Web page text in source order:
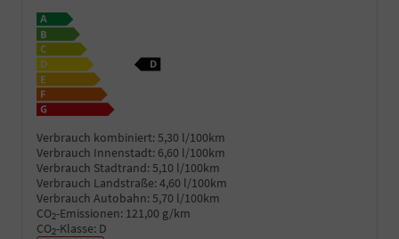
Verbrauch kombiniert: 5,30 l/100km
Verbrauch Innenstadt: 6,60 l/100km
Verbrauch Stadtrand: 5,10 l/100km
Verbrauch Landstraße: 4,60 l/100km
Verbrauch Autobahn: 5,70 l/100km
CO2-Emissionen: 121,00 g/km
CO2-Klasse: D